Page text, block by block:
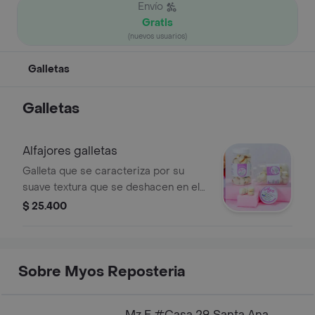
Envío
Gratis
(nuevos usuarios)
Galletas
Galletas
Alfajores galletas
Galleta que se caracteriza por su
suave textura que se deshacen en el
paladar. ingredientes: harina, fécula
listo para obsequiar cuyo contenido
son 25 exquisitos dulces caseros.
$ 25.400
Sobre Myos Reposteria